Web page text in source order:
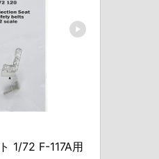
1/72 F-117A用